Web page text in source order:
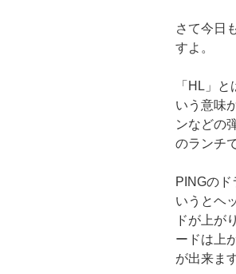
さて今日
すよ。
「HL」
いう意味
ンなどの
のランチ
PINGの
いうとヘ
ドが上が
ードは上
が出来ます